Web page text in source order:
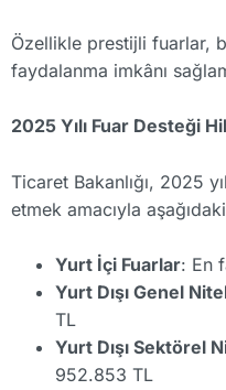
Özellikle prestijli fuarlar,
faydalanma imkânı
2025 Yılı Fuar Desteği
Ticaret Bakanlığı, 2025
etmek amacıyla
Yurt İçi Fuarlar: En
Yurt Dışı Genel
TL
Yurt Dışı Sektörel
952.853 TL